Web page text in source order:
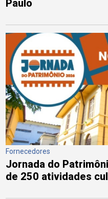
Paulo
Fornecedores
Jornada do
de 250 atividades